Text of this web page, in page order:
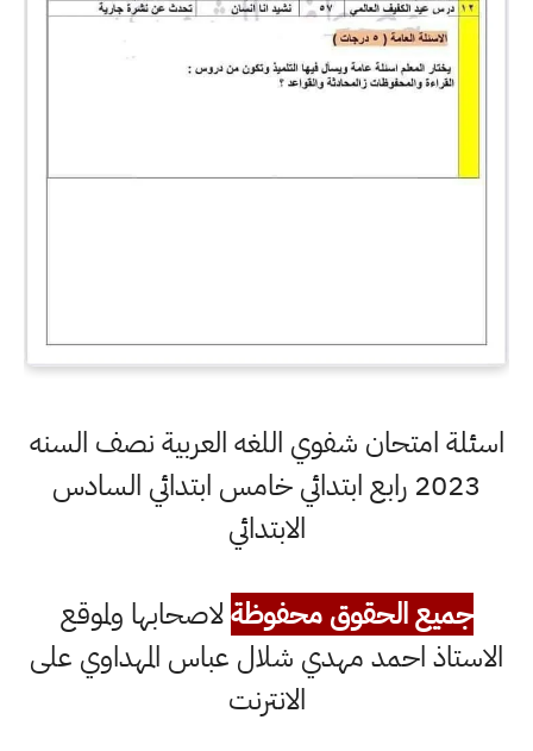
اسئلة امتحان شفوي اللغه العربية نصف السنه
2023 رابع ابتدائي خامس ابتدائي السادس
الابتدائي
جميع الحقوق محفوظةلاصحابها ولموقع
الاستاذ احمد مهدي شلال عباس المهداوي على
الانترنت